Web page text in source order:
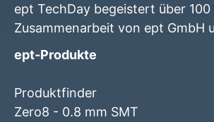
ept TechDay begeistert über
Zusammenarbeit von ept GmbH
ept-Produkte
Produktfinder
Zero8 - 0.8 mm SMT